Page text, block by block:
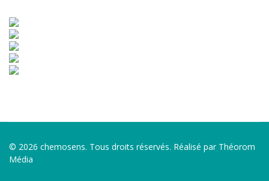
© 2026 chemosens. Tous droits réservés. Réalisé par Théorom
Média